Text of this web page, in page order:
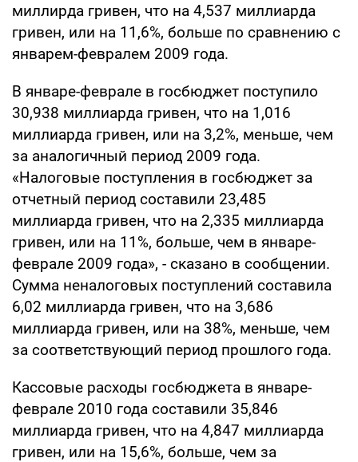
миллирда гривен, что на 4,537 миллиарда
гривен, или на 11,6%, больше по сравнению с
январем-февралем 2009 года.
В январе-феврале в госбюджет поступило
30,938 миллиарда гривен, что на 1,016
миллиарда гривен, или на 3,2%, меньше, чем
за аналогичный период 2009 года.
«Налоговые поступления в госбюджет за
отчетный период составили 23,485
миллиарда гривен, что на 2,335 миллиарда
гривен, или на 11%, больше, чем в январе-
феврале 2009 года», - сказано в сообщении.
Сумма неналоговых поступлений составила
6,02 миллиарда гривен, что на 3,686
миллиарда гривен, или на 38%, меньше, чем
за соответствующий период прошлого года.
Кассовые расходы госбюджета в январе-
феврале 2010 года составили 35,846
миллиарда гривен, что на 4,847 миллиарда
гривен, или на 15,6%, больше, чем за